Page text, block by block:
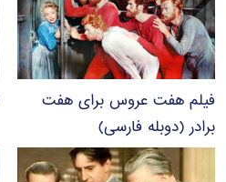
فیلم هفت عروس برای هفت
برادر (دوبله فارسی)